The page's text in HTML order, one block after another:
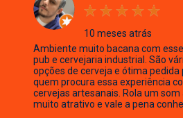
10 meses atrás
Ambiente muito bacana com
pub e cervejaria industrial. São
opções de cerveja e ótima pedida
quem procura essa experiência
cervejas artesanais. Rola um som
muito atrativo e vale a pena